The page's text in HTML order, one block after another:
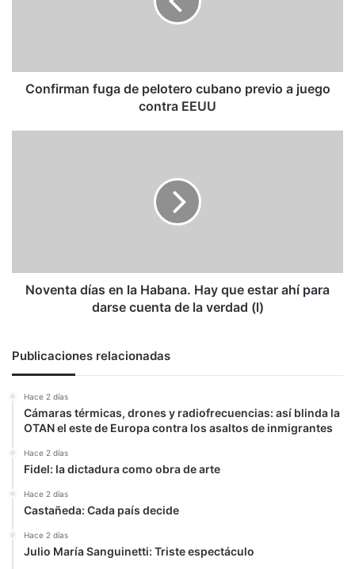
contra
EEUU
Confirman fuga de pelotero cubano previo a juego
contra EEUU
ahí
para
la
Noventa días en la Habana. Hay que estar ahí para
darse cuenta de la verdad (l)
Publicaciones relacionadas
Hace 2 días
Cámaras térmicas, drones y radiofrecuencias: así blinda la
OTAN el este de Europa contra los asaltos de inmigrantes
Hace 2 días
Fidel: la dictadura como obra de arte
Hace 2 días
Castañeda: Cada país decide
Hace 2 días
Julio María Sanguinetti: Triste espectáculo